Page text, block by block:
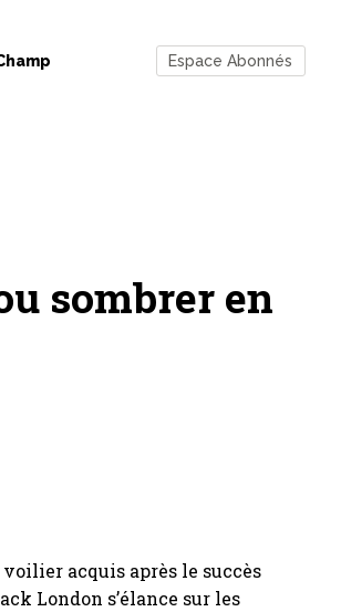
Espace Abonnés
sombrer en
acquis après le succès
London s’élance sur les